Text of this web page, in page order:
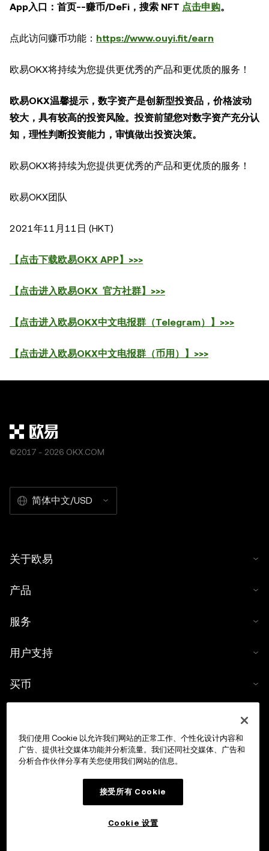
App入口：首页--赚币/DeFi，搜索 NFT 点击申购。
点此访问赚币功能： https://www.ouyi.fit/earn
欧易OKX将持续为您提供更优秀的产品和更优质的服务！
欧易OKX温馨提示，数字资产是创新型投资品，价格波动
较大，具有较高的投资风险。投资前望您对数字资产充分认
知，理性判断投资能力，审慎做出投资决策。
欧易OKX将持续为您提供更优秀的产品和更优质的服务！
欧易OKX团队
2021年11月11日 (HKT)
【点击下载欧易OKX APP】>>>
【点击进入欧易OKX 官方社群】>>>
【点击进入欧易OKX中文电报群（Telegram）】>>>
【点击进入欧易OKX中文电报群（币用）】>>>
©2017 - 2026 OKX.COM
简体中文/USD
关于欧易
产品
服务
用户支持
买币
交易
我们使用 Cookie 以允许我们网站的正常工作、个性化设计内容和
广告、提供社交媒体功能并分析流量。我们还同社交媒体、广告和
分析合作伙伴分享有关您使用我们网站的信息。
接受所有 Cookie
Cookie 设置